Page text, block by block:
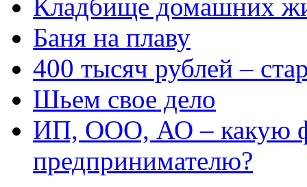
Кладбище домашних
Баня на плаву
400 тысяч рублей –
Шьем свое дело
ИП, ООО, АО – какую
предпринимателю?